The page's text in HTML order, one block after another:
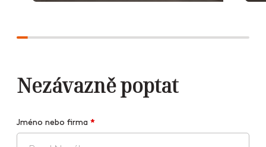
Nezávazně poptat
Jméno nebo firma *